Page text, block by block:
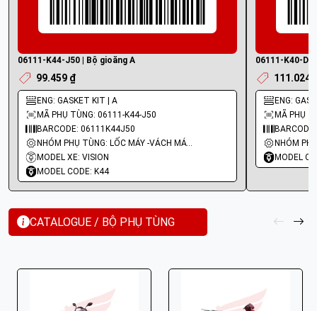
06111-K44-J50 | Bộ gioăng A
99.459 ₫
ENG: GASKET KIT | A
MÃ PHỤ TÙNG: 06111-K44-J50
BARCODE: 06111K44J50
NHÓM PHỤ TÙNG: LỐC MÁY -VÁCH MÁY - GIOĂNG MÁY
MODEL XE: VISION
MODEL CODE: K44
06111-K40-
111.024
ENG:
MÃ PHỤ
MODEL
CATALOGUE / BỘ PHỤ TÙNG